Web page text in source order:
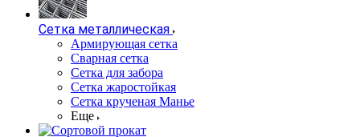
Сетка металлическая
Армирующая сетка
Сварная сетка
Сетка для забора
Сетка жаростойкая
Сетка крученая Манье
Еще